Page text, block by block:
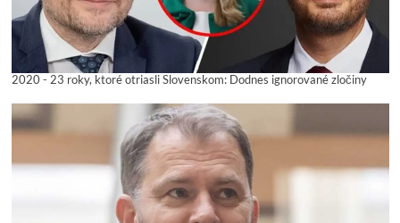
2020 - 23 roky, ktoré otriasli Slovenskom: Dodnes ignorované zločiny